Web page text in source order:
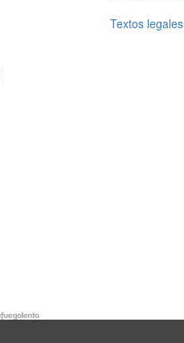
Textos legales